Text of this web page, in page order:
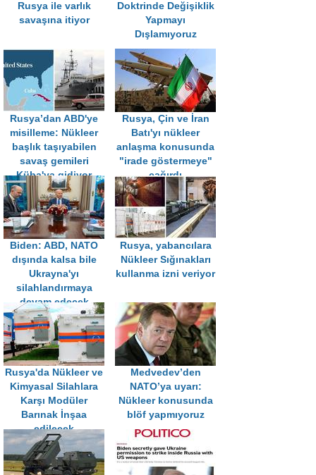
Rusya ile varlık
savaşına itiyor
Doktrinde Değişiklik
Yapmayı
Dışlamıyoruz
Rusya’dan ABD'ye
misilleme: Nükleer
başlık taşıyabilen
savaş gemileri
Küba'ya gidiyor
Rusya, Çin ve İran
Batı'yı nükleer
anlaşma konusunda
"irade göstermeye"
çağırdı
Biden: ABD, NATO
dışında kalsa bile
Ukrayna'yı
silahlandırmaya
devam edecek
Rusya, yabancılara
Nükleer Sığınakları
kullanma izni veriyor
Rusya'da Nükleer ve
Kimyasal Silahlara
Karşı Modüler
Barınak İnşaa
edilecek
Medvedev’den
NATO’ya uyarı:
Nükleer konusunda
blöf yapmıyoruz